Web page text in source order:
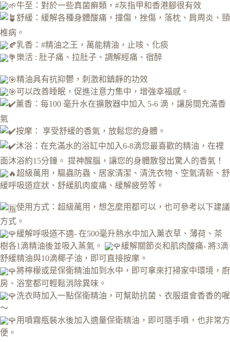
牛至：對於一些真菌癬類，#灰指甲和香港腳很有效
舒緩：緩解各種身體酸痛，撞傷，挫傷，落枕、肩周炎、頸
椎病。
乳香：#精油之王，萬能精油，止咳、化痰
樂活 : 肚子痛、拉肚子、調解經痛、宿醉
精油具有抗抑鬱，刺激和鎮靜的功效
可以改善睡眠，促進注意力集中，增強幸福感。
薰香：每100 毫升水在擴散器中加入 5-6 滴，讓房間充滿香
氣
按摩： 享受舒緩的香氣，放鬆您的身體。
沐浴：在充滿水的浴缸中加入6-8滴您最喜歡的精油，在裡
面沐浴約15分鐘。 提神醒腦，讓您的身體散發出驚人的香氣！
超級萬用，驅蟲防蟲、居家清潔、清洗衣物、空氣清新、舒
緩呼吸道症狀、舒緩肌肉痠痛、緩解疲勞等。
使用方式：超級萬用，想怎麼用都可以，也可參考以下建議
方式。
緩解呼吸道不適- 在500毫升熱水中加入薰衣草、薄荷、茶
樹各1滴精油後並吸入蒸氣。
緩解關節炎和肌肉酸痛- 將3滴
舒緩精油與10滴椰子油，即可直接按摩。
將檸檬或是保衛精油加到水中，即可拿來打掃家中環境，廚
房、浴室都可輕鬆消除異味。
洗衣時加入一點保衛精油，可幫助抗菌、衣服還會香香的喔
～
用噴霧瓶裝水後加入適量保衛精油，即可隨手噴，也非常方
便。